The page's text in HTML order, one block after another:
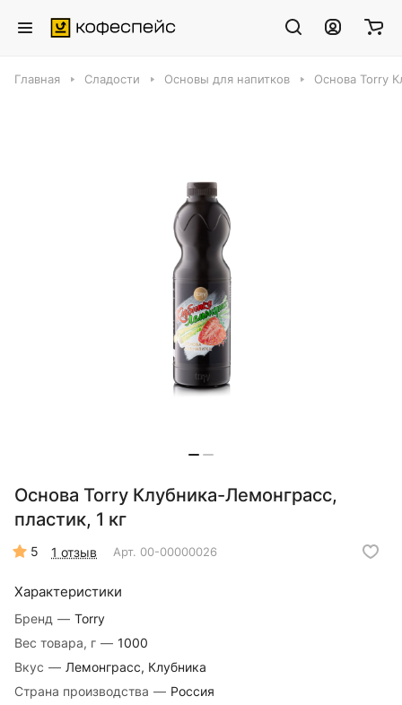
Главная Сладости Основы для напитков Основа Torry
Основа Torry Клубника-Лемонграсс,
пластик, 1 кг
5 1 отзыв Арт. 00-00000026
Характеристики
Бренд — Torry
Вес товара, г — 1000
Вкус — Лемонграсс, Клубника
Страна производства — Россия